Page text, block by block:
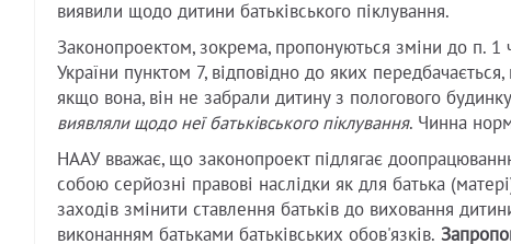
виявили щодо дитини батьківського піклування.
Законопроектом, зокрема, пропонуються зміни до п. 1
України пунктом 7, відповідно до яких
якщо вона, він не забрали дитину з пологового
виявляли щодо неї батьківського піклування. Чинна
НААУ вважає, що законопроект підлягає
собою серйозні правові наслідки як для батька
заходів змінити ставлення батьків до виховання
виконанням батьками батьківських обов'язків.